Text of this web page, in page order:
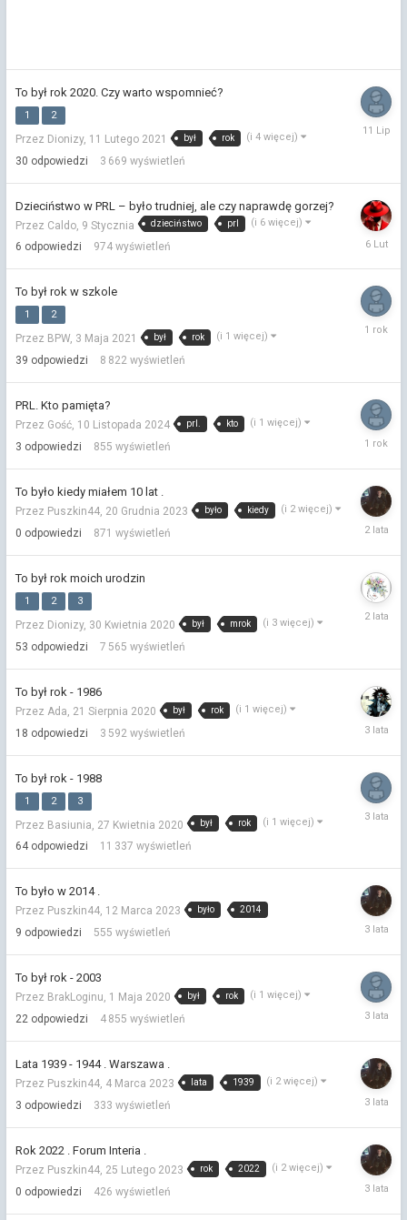
To był rok 2020. Czy warto wspomnieć?
1 2
Przez Dionizy, 11 Lutego 2021 był rok (i 4 więcej)
30 odpowiedzi 3 669 wyświetleń
11
Dzieciństwo w PRL – było trudniej, ale czy naprawdę gorzej?
Przez Caldo, 9 Stycznia dzieciństwo prl (i 6 więcej)
6 odpowiedzi 974 wyświetleń
To był rok w szkole
1 2
Przez BPW, 3 Maja 2021 był rok (i 1 więcej)
39 odpowiedzi 8 822 wyświetleń
25
PRL. Kto pamięta?
Przez Gość, 10 Listopada 2024 prl. kto (i 1 więcej)
3 odpowiedzi 855 wyświetleń
14
2024
To było kiedy miałem 10 lat .
Przez Puszkin44, 20 Grudnia 2023 było kiedy (i 2 więcej)
0 odpowiedzi 871 wyświetleń
20
2023
To był rok moich urodzin
1 2 3
Przez Dionizy, 30 Kwietnia 2020 był mrok (i 3 więcej)
53 odpowiedzi 7 565 wyświetleń
27
To był rok - 1986
Przez Ada, 21 Sierpnia 2020 był rok (i 1 więcej)
18 odpowiedzi 3 592 wyświetleń
31
2023
To był rok - 1988
1 2 3
Przez Basiunia, 27 Kwietnia 2020 był rok (i 1 więcej)
64 odpowiedzi 11 337 wyświetleń
8
To było w 2014 .
Przez Puszkin44, 12 Marca 2023 było 2014
9 odpowiedzi 555 wyświetleń
5
2023
To był rok - 2003
Przez BrakLoginu, 1 Maja 2020 był rok (i 1 więcej)
22 odpowiedzi 4 855 wyświetleń
8
2023
Lata 1939 - 1944 . Warszawa .
Przez Puszkin44, 4 Marca 2023 lata 1939 (i 2 więcej)
3 odpowiedzi 333 wyświetleń
6
2023
Rok 2022 . Forum Interia .
Przez Puszkin44, 25 Lutego 2023 rok 2022 (i 2 więcej)
0 odpowiedzi 426 wyświetleń
25
2023